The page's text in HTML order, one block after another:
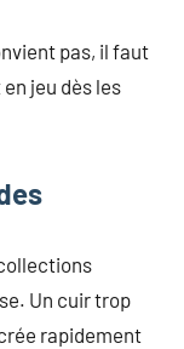
pas, il faut
jeu dès les
Un cuir trop
rapidement